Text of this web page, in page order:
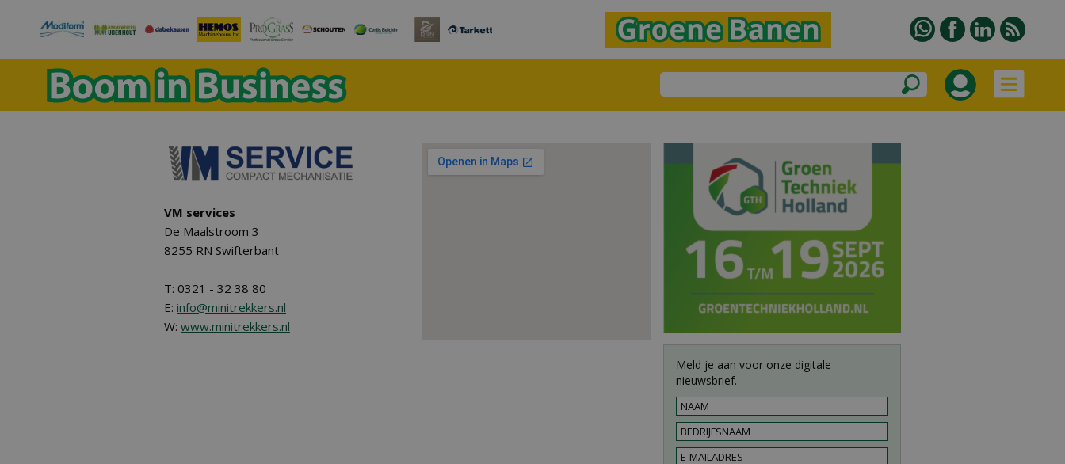
VM services
De Maalstroom 3
8255 RN Swifterbant
T: 0321 - 32 38 80
E: info@minitrekkers.nl
W: www.minitrekkers.nl
Meld je aan voor onze digitale
nieuwsbrief.